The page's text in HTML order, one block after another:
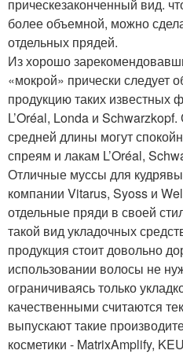
прическезаконченный вид.
более объемной, можно
отдельных прядей.
Из хорошо
«мокрой» прически следует
продукцию таких известных
L’Oréal, Londa и
средней длины могут
спреям и лакам L’Oréal,
Отличные муссы для
компании Vitarus, Syoss и
отдельные пряди в своей
такой вид укладочных
продукция стоит довольно
использовании волосы не
ограничиваясь только
качественными считаются
выпускают такие
косметики - MatrixAmplify,